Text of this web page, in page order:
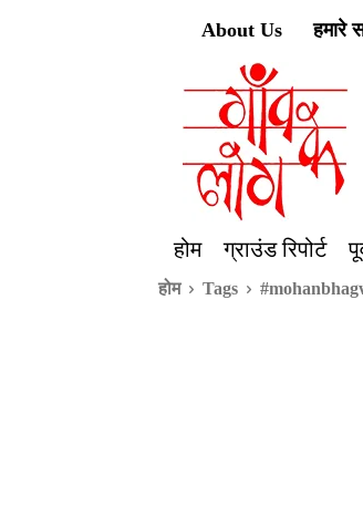
About Us हमारे
होम ग्राउंड रिपोर्ट
होम Tags